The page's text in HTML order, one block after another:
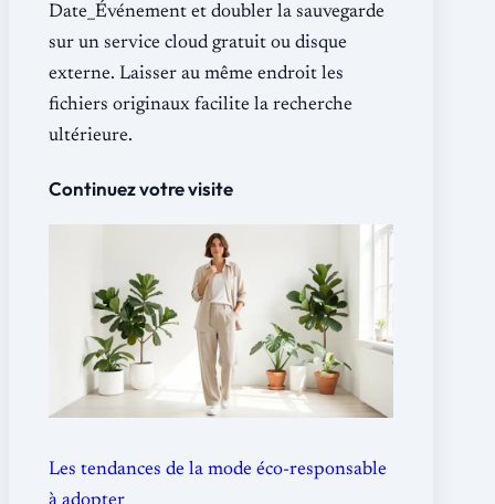
Date_Événement et doubler la sauvegarde
sur un service cloud gratuit ou disque
externe. Laisser au même endroit les
fichiers originaux facilite la recherche
ultérieure.
Continuez votre visite
Les tendances de la mode éco-responsable